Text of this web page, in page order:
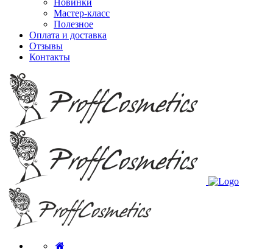
Новинки
Мастер-класс
Полезное
Оплата и доставка
Отзывы
Контакты